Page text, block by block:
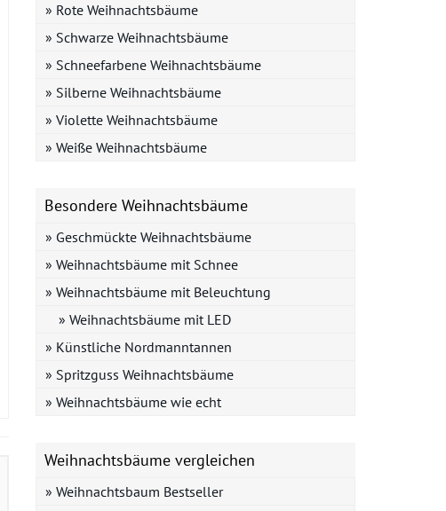
» Rote Weihnachtsbäume
» Schwarze Weihnachtsbäume
» Schneefarbene Weihnachtsbäume
» Silberne Weihnachtsbäume
» Violette Weihnachtsbäume
» Weiße Weihnachtsbäume
Besondere Weihnachtsbäume
» Geschmückte Weihnachtsbäume
» Weihnachtsbäume mit Schnee
» Weihnachtsbäume mit Beleuchtung
» Weihnachtsbäume mit LED
» Künstliche Nordmanntannen
» Spritzguss Weihnachtsbäume
» Weihnachtsbäume wie echt
Weihnachtsbäume vergleichen
» Weihnachtsbaum Bestseller